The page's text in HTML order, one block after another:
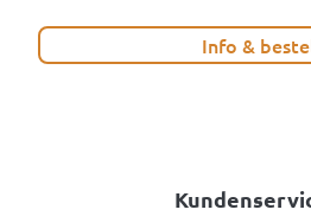
Info &